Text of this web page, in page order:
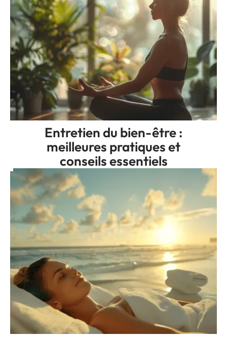
Entretien du bien-être :
meilleures pratiques et
conseils essentiels